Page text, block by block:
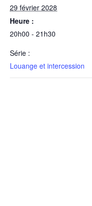
29 février 2028
Heure :
20h00 - 21h30
Série :
Louange et intercession